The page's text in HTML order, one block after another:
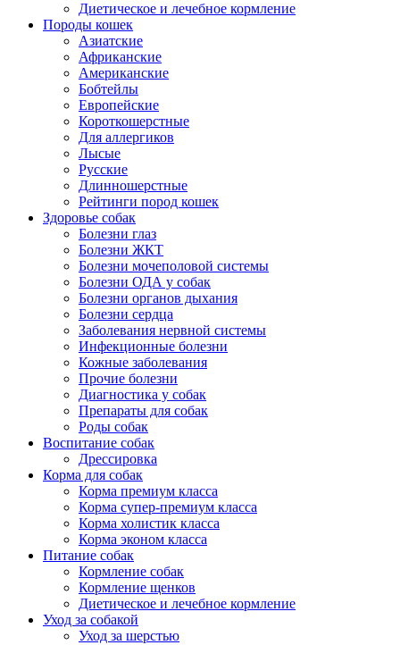
Диетическое и лечебное кормление
Породы кошек
Азиатские
Африканские
Американские
Бобтейлы
Европейские
Короткошерстные
Для аллергиков
Лысые
Русские
Длинношерстные
Рейтинги пород кошек
Здоровье собак
Болезни глаз
Болезни ЖКТ
Болезни мочеполовой системы
Болезни ОДА у собак
Болезни органов дыхания
Болезни сердца
Заболевания нервной системы
Инфекционные болезни
Кожные заболевания
Прочие болезни
Диагностика у собак
Препараты для собак
Роды собак
Воспитание собак
Дрессировка
Корма для собак
Корма премиум класса
Корма супер-премиум класса
Корма холистик класса
Корма эконом класса
Питание собак
Кормление собак
Кормление щенков
Диетическое и лечебное кормление
Уход за собакой
Уход за шерстью